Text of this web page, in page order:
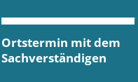
Ortstermin mit dem
Sachverständigen